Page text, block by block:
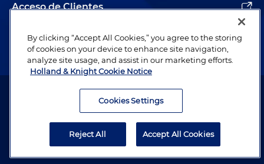
Acceso de Clientes
Alumnos
Abogado publicitario. © 1996– 2026 Holland & Knight LLP. Todos los
Política de Privacidad
By clicking “Accept All Cookies,” you agree to the storing
of cookies on your device to enhance site navigation,
analyze site usage, and assist in our marketing efforts.
Holland & Knight Cookie Notice
Cookies Settings
Reject All Accept All Cookies